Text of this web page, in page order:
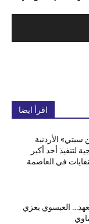
اقرأ ايضا
سيتي» الأردنية
لتنفيذ أحد أكبر
في العاصمة
العيسوي يعزي